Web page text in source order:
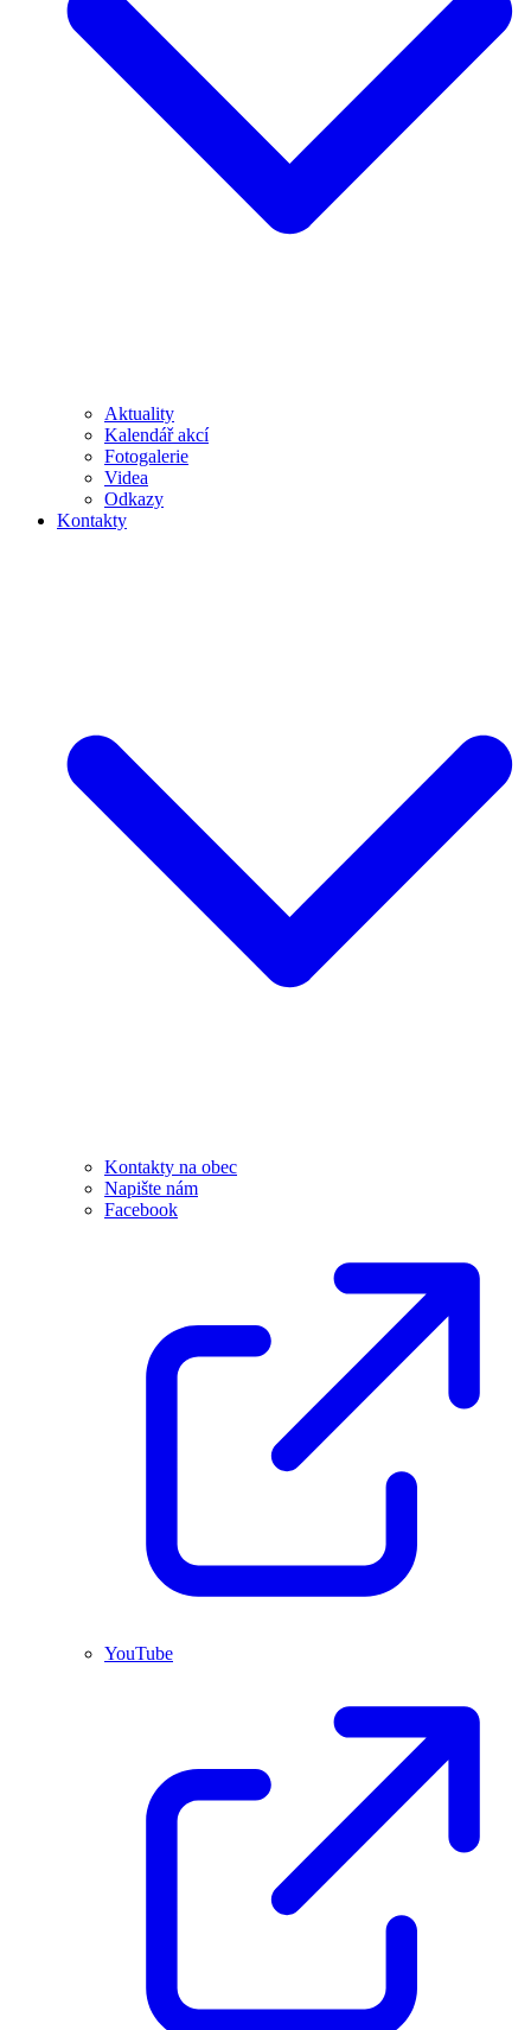
Aktuality
Kalendář akcí
Fotogalerie
Videa
Odkazy
Kontakty
Kontakty na obec
Napište nám
Facebook
YouTube